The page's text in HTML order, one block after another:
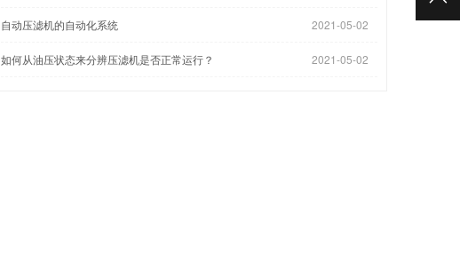
2021-05-02
自动压滤机的自动化系统
2021-05-02
如何从油压状态来分辨压滤机是否正常运行？